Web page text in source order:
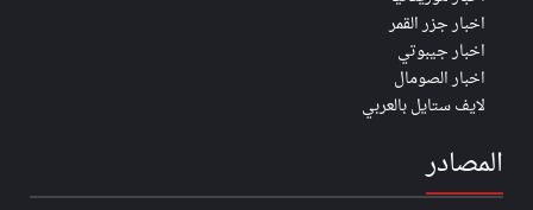
اخبار جزر القمر
اخبار جيبوتي
اخبار الصومال
لايف ستايل بالعربي
المصادر